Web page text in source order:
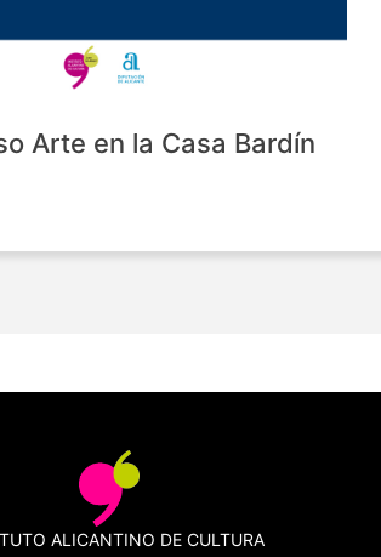
Arte en la Casa Bardín
ALICANTINO DE CULTURA